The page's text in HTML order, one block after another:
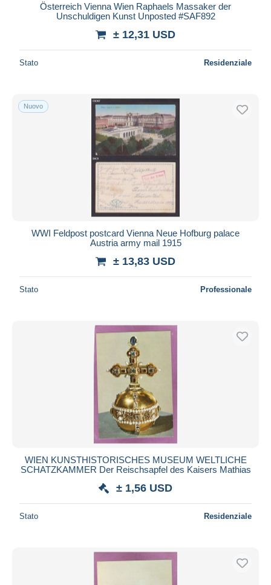
Österreich Vienna Wien Raphaels Massaker der
Unschuldigen Kunst Unposted #SAF892
± 12,31 USD
Stato Residenziale
Nuovo
WWI Feldpost postcard Vienna Neue Hofburg palace
Austria army mail 1915
± 13,83 USD
Stato Professionale
WIEN KUNSTHISTORISCHES MUSEUM WELTLICHE
SCHATZKAMMER Der Reischsapfel des Kaisers Mathias
± 1,56 USD
Stato Residenziale